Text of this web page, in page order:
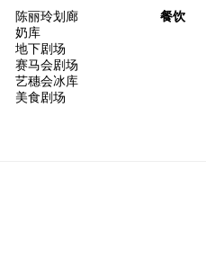
陈丽玲划廊
奶库
地下剧场
赛马会剧场
艺穗会冰库
美食剧场
餐饮